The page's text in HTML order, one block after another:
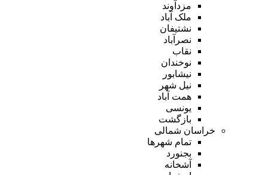
مزدآوند
ملک آباد
نشتیفان
نصرآباد
نقاب
نوخندان
نیشابور
نیل شهر
همت آباد
یونسی
بازگشت
خراسان شمالی
تمام شهر‌ها
بجنورد
آشخانه